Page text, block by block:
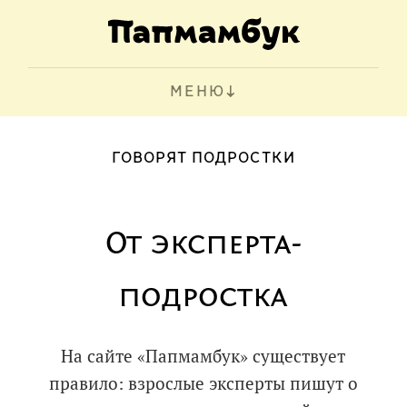
МЕНЮ
ГОВОРЯТ ПОДРОСТКИ
От эксперта-
подростка
На сайте «Папмамбук» существует
правило: взрослые эксперты пишут о